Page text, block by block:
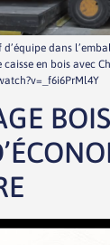
d’équipe dans
en bois avec